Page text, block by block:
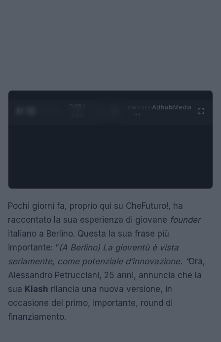
0:29 /
AdhubMedia
Pochi giorni fa, proprio qui su CheFuturo!, ha
raccontato la sua esperienza di giovane founder
italiano a Berlino. Questa la sua frase più
importante: “(A Berlino) La gioventù è vista
seriamente, come potenziale d’innovazione. “Ora,
Alessandro Petrucciani, 25 anni, annuncia che la
sua Klash rilancia una nuova versione, in
occasione del primo, importante, round di
finanziamento.